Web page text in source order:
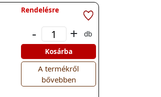
Rendelésre
- +
db
Kosárba
A termékről
bővebben